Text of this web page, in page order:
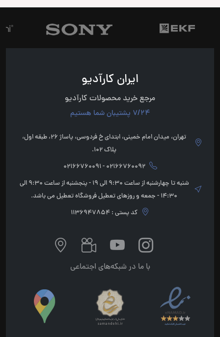
ایران کارآدیو
مرجع خرید محصولات کارآدیو
7/24 پشتیبان شما هستیم
تهران، میدان امام خمینی، ابتدای خ فردوسی، پاساژ 26، طبقه اول،
پلاک 102.
02166760092 - 02166760091
شنبه تا چهارشنبه از ساعت 9:30 الی 19 - پنجشنبه از ساعت 9:30 الی
14:30 - جمعه و روزهای تعطیل فروشگاه تعطیل می باشد.
کد پستی : 1136947854
با ما در شبکه‌های اجتماعی